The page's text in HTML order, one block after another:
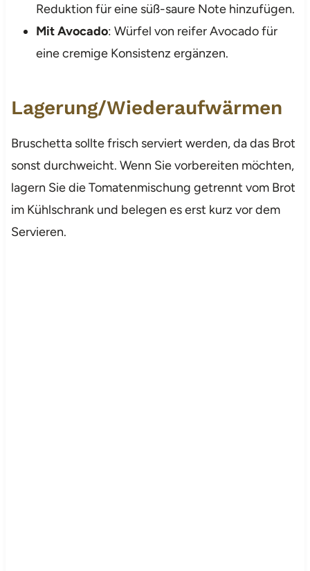
Reduktion für eine süß-saure Note hinzufügen.
Mit Avocado: Würfel von reifer Avocado für
eine cremige Konsistenz ergänzen.
Lagerung/Wiederaufwärmen
Bruschetta sollte frisch serviert werden, da das Brot
sonst durchweicht. Wenn Sie vorbereiten möchten,
lagern Sie die Tomatenmischung getrennt vom Brot
im Kühlschrank und belegen es erst kurz vor dem
Servieren.